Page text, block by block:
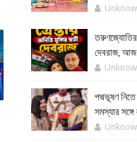
দেবরাজ, আজ
পদ্মভূষণ
সমস্যার